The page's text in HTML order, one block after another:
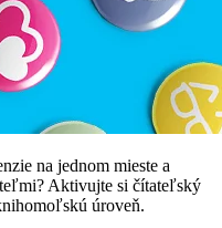
na jednom mieste a
Aktivujte si čítateľský
úroveň.